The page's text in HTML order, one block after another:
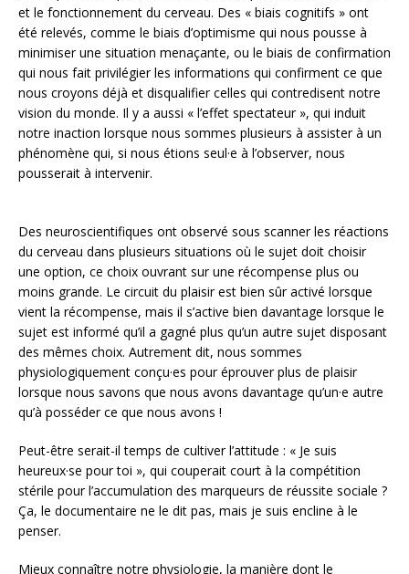
et le fonctionnement du cerveau. Des « biais cognitifs » ont
été relevés, comme le biais d’optimisme qui nous pousse à
minimiser une situation menaçante, ou le biais de confirmation
qui nous fait privilégier les informations qui confirment ce que
nous croyons déjà et disqualifier celles qui contredisent notre
vision du monde. Il y a aussi « l’effet spectateur », qui induit
notre inaction lorsque nous sommes plusieurs à assister à un
phénomène qui, si nous étions seul·e à l’observer, nous
pousserait à intervenir.
Des neuroscientifiques ont observé sous scanner les réactions
du cerveau dans plusieurs situations où le sujet doit choisir
une option, ce choix ouvrant sur une récompense plus ou
moins grande. Le circuit du plaisir est bien sûr activé lorsque
vient la récompense, mais il s’active bien davantage lorsque le
sujet est informé qu’il a gagné plus qu’un autre sujet disposant
des mêmes choix. Autrement dit, nous sommes
physiologiquement conçu·es pour éprouver plus de plaisir
lorsque nous savons que nous avons davantage qu’un·e autre
qu’à posséder ce que nous avons !
Peut-être serait-il temps de cultiver l’attitude : « Je suis
heureux·se pour toi », qui couperait court à la compétition
stérile pour l’accumulation des marqueurs de réussite sociale ?
Ça, le documentaire ne le dit pas, mais je suis encline à le
penser.
Mieux connaître notre physiologie, la manière dont le